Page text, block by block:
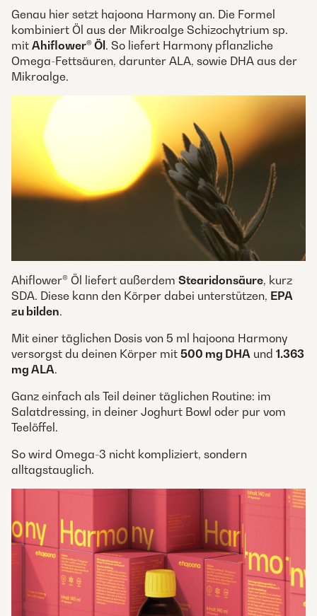
Genau hier setzt hajoona Harmony an. Die Formel
kombiniert Öl aus der Mikroalge Schizochytrium sp.
mit Ahiflower® Öl. So liefert Harmony pflanzliche
Omega-Fettsäuren, darunter ALA, sowie DHA aus der
Mikroalge.
Ahiflower® Öl liefert außerdem Stearidonsäure, kurz
SDA. Diese kann den Körper dabei unterstützen, EPA
zu bilden.
Mit einer täglichen Dosis von 5 ml hajoona Harmony
versorgst du deinen Körper mit 500 mg DHA und 1.363
mg ALA.
Ganz einfach als Teil deiner täglichen Routine: im
Salatdressing, in deiner Joghurt Bowl oder pur vom
Teelöffel.
So wird Omega-3 nicht kompliziert, sondern
alltagstauglich.